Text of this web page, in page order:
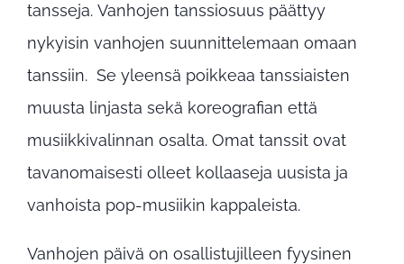
tansseja. Vanhojen tanssiosuus päättyy
nykyisin vanhojen suunnittelemaan omaan
tanssiin. Se yleensä poikkeaa tanssiaisten
muusta linjasta sekä koreografian että
musiikkivalinnan osalta. Omat tanssit ovat
tavanomaisesti olleet kollaaseja uusista ja
vanhoista pop-musiikin kappaleista.
Vanhojen päivä on osallistujilleen fyysinen